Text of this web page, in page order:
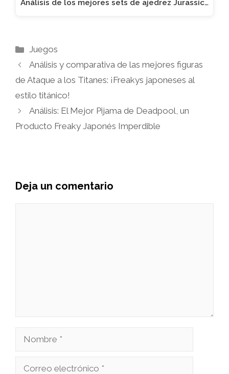
Análisis de los mejores sets de ajedrez Jurassic…
Categorías
Juegos
Análisis y comparativa de las mejores figuras
de Ataque a los Titanes: ¡Freakys japoneses al
estilo titánico!
Análisis: El Mejor Pijama de Deadpool, un
Producto Freaky Japonés Imperdible
Deja un comentario
Nombre
Correo